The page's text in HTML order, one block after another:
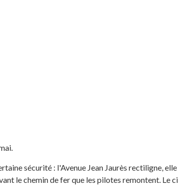
sécurité : l'Avenue Jean Jaurès rectiligne,
le chemin de fer que les pilotes remontent. Le